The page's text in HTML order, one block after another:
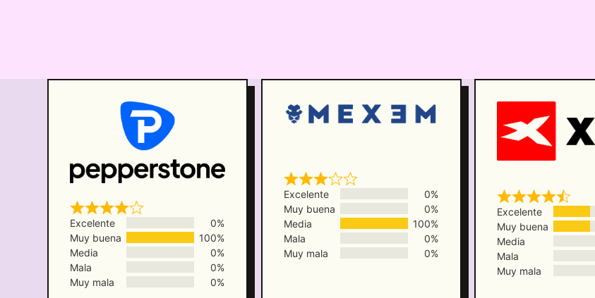
Excelente
0%
Muy buena
100%
Media
0%
Mala
0%
Muy mala
0%
Excelente
0%
Muy buena
0%
Media
100%
Mala
0%
Muy mala
0%
Excelente
Muy buena
Media
Mala
Muy mala